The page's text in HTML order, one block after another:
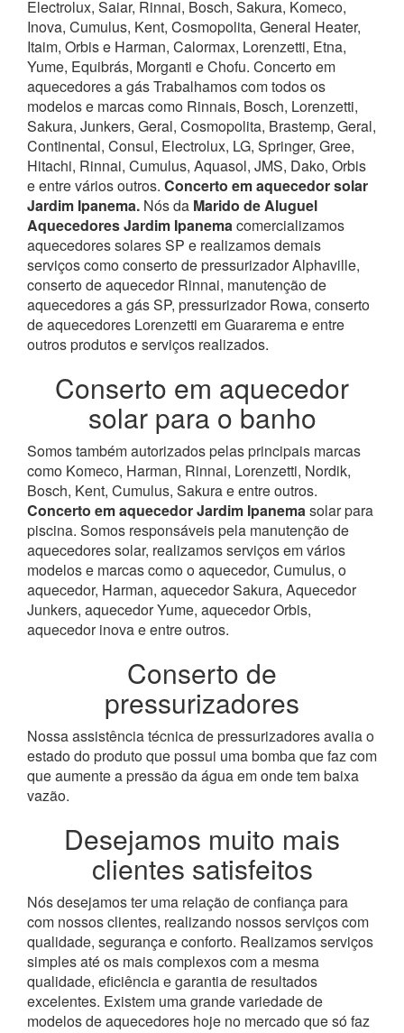
Electrolux, Saiar, Rinnai, Bosch, Sakura, Komeco,
Inova, Cumulus, Kent, Cosmopolita, General Heater,
Itaim, Orbis e Harman, Calormax, Lorenzetti, Etna,
Yume, Equibrás, Morganti e Chofu. Concerto em
aquecedores a gás Trabalhamos com todos os
modelos e marcas como Rinnais, Bosch, Lorenzetti,
Sakura, Junkers, Geral, Cosmopolita, Brastemp, Geral,
Continental, Consul, Electrolux, LG, Springer, Gree,
Hitachi, Rinnai, Cumulus, Aquasol, JMS, Dako, Orbis
e entre vários outros. Concerto em aquecedor solar
Jardim Ipanema. Nós da Marido de Aluguel
Aquecedores Jardim Ipanemacomercializamos
aquecedores solares SP e realizamos demais
serviços como conserto de pressurizador Alphaville,
conserto de aquecedor Rinnai, manutenção de
aquecedores a gás SP, pressurizador Rowa, conserto
de aquecedores Lorenzetti em Guararema e entre
outros produtos e serviços realizados.
Conserto em aquecedor
solar para o banho
Somos também autorizados pelas principais marcas
como Komeco, Harman, Rinnai, Lorenzetti, Nordik,
Bosch, Kent, Cumulus, Sakura e entre outros.
Concerto em aquecedor Jardim Ipanemasolar para
piscina. Somos responsáveis pela manutenção de
aquecedores solar, realizamos serviços em vários
modelos e marcas como o aquecedor, Cumulus, o
aquecedor, Harman, aquecedor Sakura, Aquecedor
Junkers, aquecedor Yume, aquecedor Orbis,
aquecedor inova e entre outros.
Conserto de
pressurizadores
Nossa assistência técnica de pressurizadores avalia o
estado do produto que possui uma bomba que faz com
que aumente a pressão da água em onde tem baixa
vazão.
Desejamos muito mais
clientes satisfeitos
Nós desejamos ter uma relação de confiança para
com nossos clientes, realizando nossos serviços com
qualidade, segurança e conforto. Realizamos serviços
simples até os mais complexos com a mesma
qualidade, eficiência e garantia de resultados
excelentes. Existem uma grande variedade de
modelos de aquecedores hoje no mercado que só faz